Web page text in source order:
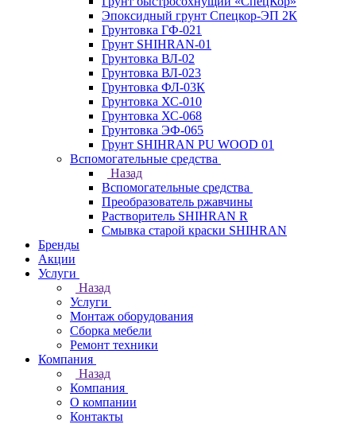
Эпоксидный грунт Спецкор-ЭП 2К
Грунтовка ГФ-021
Грунт SHIHRAN-01
Грунтовка ВЛ-02
Грунтовка ВЛ-023
Грунтовка ФЛ-03К
Грунтовка ХС-010
Грунтовка ХС-068
Грунтовка ЭФ-065
Грунт SHIHRAN PU WOOD 01
Вспомогательные средства
Назад
Вспомогательные средства
Преобразователь ржавчины
Растворитель SHIHRAN R
Смывка старой краски SHIHRAN
Бренды
Акции
Услуги
Назад
Услуги
Монтаж оборудования
Сборка мебели
Ремонт техники
Компания
Назад
Компания
О компании
Контакты